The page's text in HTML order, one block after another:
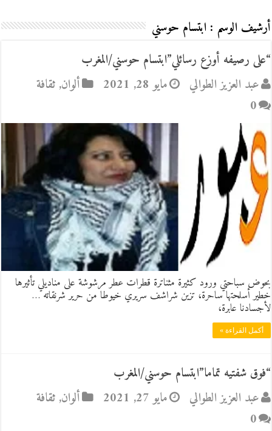
أرشيف الوسم : ابتسام حوسني
“على رصيفه أوزع رسائلي”ابتسام حوسني/المغرب
عبد العزيز الطوالي
مايو 28, 2021 ألوان,ثقافة
0
بحوض سباحتي ورود كثيرة مثناترة قطرات عطر مرشوشة على مناديلي تأثيرها
خطير أسلحتها ساحرة، تزين شراشف سريري خيوطا من حرير شرنقاته …
لأجسادنا عابرة،
أكمل القراءة »
“فوق شفتيه تماما”ابتسام حوسني/المغرب
عبد العزيز الطوالي
مايو 27, 2021 ألوان,ثقافة
0